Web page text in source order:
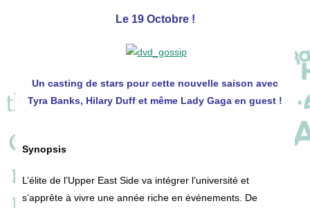
Le 19 Octobre !
Un casting de stars pour cette nouvelle saison avec
Tyra Banks, Hilary Duff et même Lady Gaga en guest !
Synopsis
L’élite de l’Upper East Side va intégrer l’université et
s’apprête à vivre une année riche en événements. De